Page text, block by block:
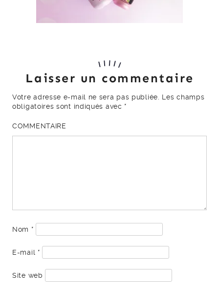
Laisser un commentaire
Votre adresse e-mail ne sera pas publiée.
Les champs
obligatoires sont indiqués avec *
COMMENTAIRE
Nom *
E-mail *
Site web